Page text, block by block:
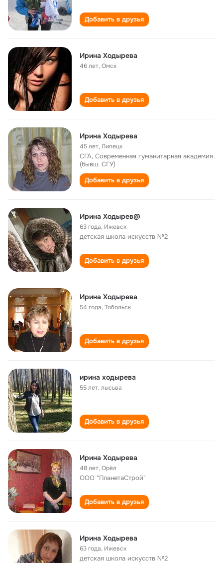
Добавить в друзья
Ирина Ходырева
46 лет,Омск
Добавить в друзья
Ирина Ходырева
45 лет,Липецк
СГА, Современная гуманитарная академия
(бывш. СГУ)
Добавить в друзья
Ирина Ходырев@
63 года, Ижевск
детская школа искусств №2
Добавить в друзья
Ирина Ходырева
54 года,Тобольск
Добавить в друзья
ирина ходырева
55 лет,лысьва
Добавить в друзья
Ирина Ходырева
48 лет,Орёл
ООО "ПланетаСтрой"
Добавить в друзья
Ирина Ходырева
63 года, Ижевск
детская школа искусств №2